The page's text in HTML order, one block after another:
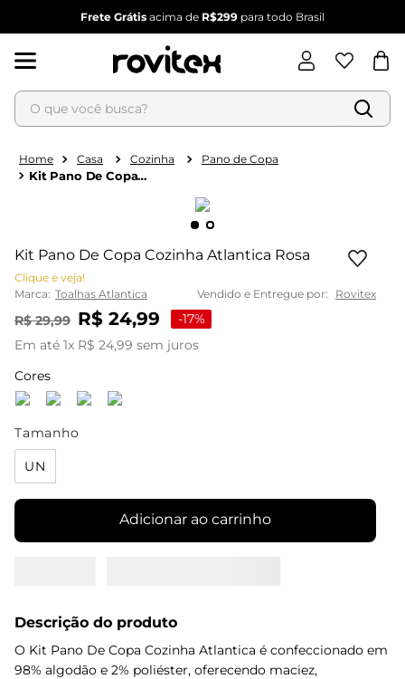
Frete Grátis acima de R$299 para todo Brasil
O que você busca?
Casa Cozinha Pano de Copa
Kit Pano De Copa
Kit Pano De Copa Cozinha Atlantica Rosa
Clique e veja!
Marca: Toalhas Atlantica Vendido e Entregue por: Rovitex
R$ 29,99 R$ 24,99 -17%
Em até 1x R$ 24,99 sem juros
Cores
Tamanho
UN
Adicionar ao carrinho
Descrição do produto
O Kit Pano De Copa Cozinha Atlantica é confeccionado em
98% algodão e 2% poliéster, oferecendo maciez,
Termos mais buscados
º
blusa feminina
6º conjunto feminino